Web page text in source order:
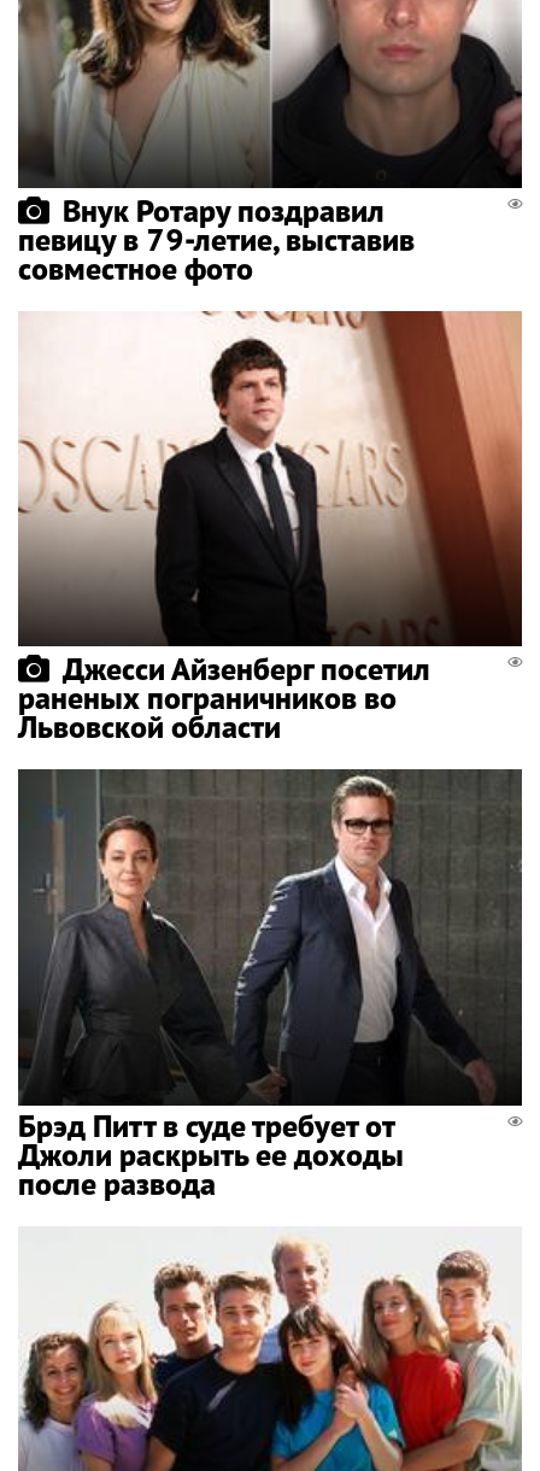
Внук Ротару поздравил
певицу в 79-летие, выставив
совместное фото
Джесси Айзенберг посетил
раненых пограничников во
Львовской области
Брэд Питт в суде требует от
Джоли раскрыть ее доходы
после развода